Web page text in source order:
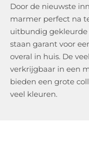
Door de nieuwste
marmer perfect na
uitbundig
staan garant voor
overal in huis. De
verkrijgbaar in een
bieden een grote
veel kleuren.